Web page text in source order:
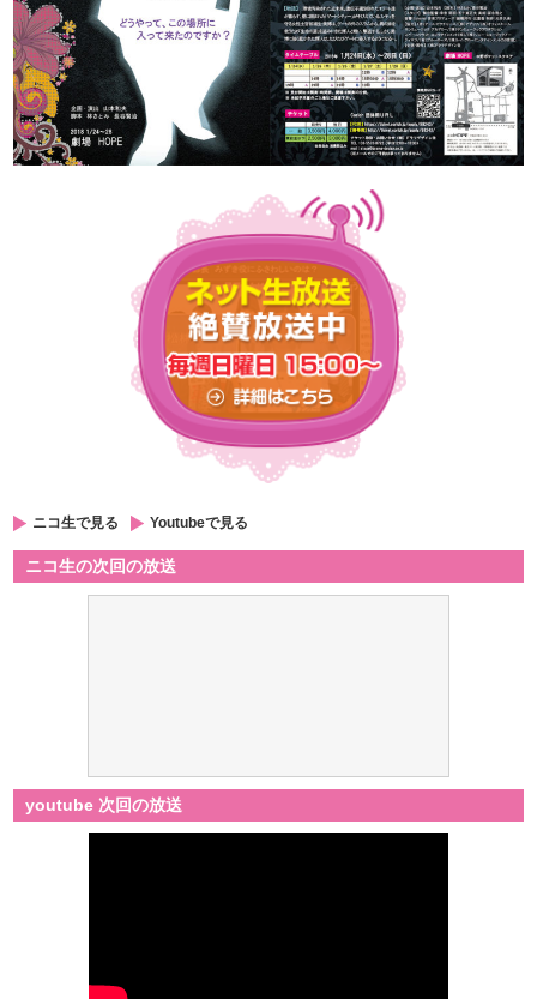
ニコ生で見る Youtubeで見る
ニコ生の次回の放送
youtube 次回の放送